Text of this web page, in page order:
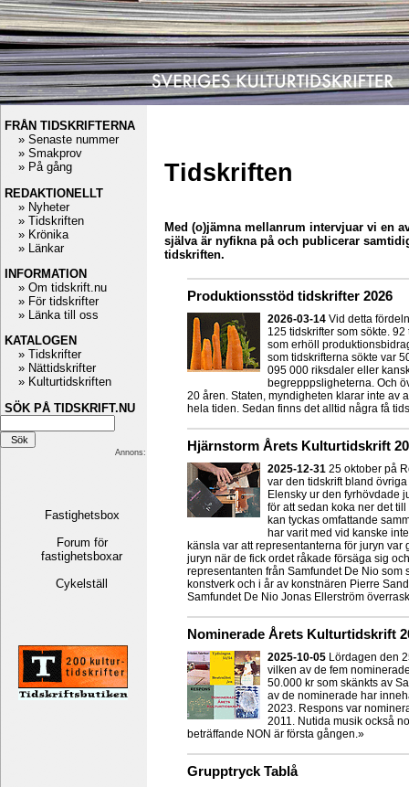
Tidskriften
Med (o)jämna mellanrum intervjuar vi en
själva är nyfikna på och publicerar
tidskriften.
Produktionsstöd tidskrifter 2026
2026-03-14 Vid detta
125 tidskrifter som sökte.
som erhöll
som tidskrifterna sökte var
095 000 riksdaler eller
begrepppsligheterna. Och
20 åren. Staten, myndigheten klarar inte av
hela tiden. Sedan finns det alltid några få
Hjärnstorm Årets Kulturtidskrift
2025-12-31 25 oktober på
var den tidskrift bland
Elensky ur den fyrhövdade
för att sedan koka ner det
kan tyckas omfattande
har varit med vid kanske
känsla var att representanterna för juryn
juryn när de fick ordet råkade försäga sig
representanten från Samfundet De Nio som
konstverk och i år av konstnären Pierre
Samfundet De Nio Jonas Ellerström
Nominerade Årets Kulturtidskrift
2025-10-05 Lördagen den
vilken av de fem
50.000 kr som skänkts av
av de nominerade har
2023. Respons var
2011. Nutida musik också
beträffande NON är första gången.»
Grupptryck Tablå
FRÅN TIDSKRIFTERNA
» Senaste nummer
» Smakprov
» På gång
REDAKTIONELLT
» Nyheter
» Tidskriften
» Krönika
» Länkar
INFORMATION
» Om tidskrift.nu
» För tidskrifter
» Länka till oss
KATALOGEN
» Tidskrifter
» Nättidskrifter
» Kulturtidskriften
SÖK PÅ TIDSKRIFT.NU
Annons:
Fastighetsbox
Forum för
fastighetsboxar
Cykelställ